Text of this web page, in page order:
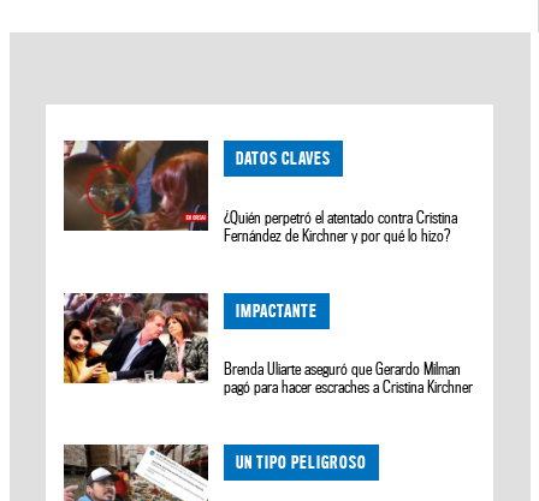
DATOS CLAVES
¿Quién perpetró el atentado contra Cristina
Fernández de Kirchner y por qué lo hizo?
IMPACTANTE
Brenda Uliarte aseguró que Gerardo Milman
pagó para hacer escraches a Cristina Kirchner
UN TIPO PELIGROSO